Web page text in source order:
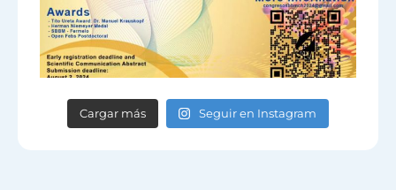
Cargar más Seguir en Instagram